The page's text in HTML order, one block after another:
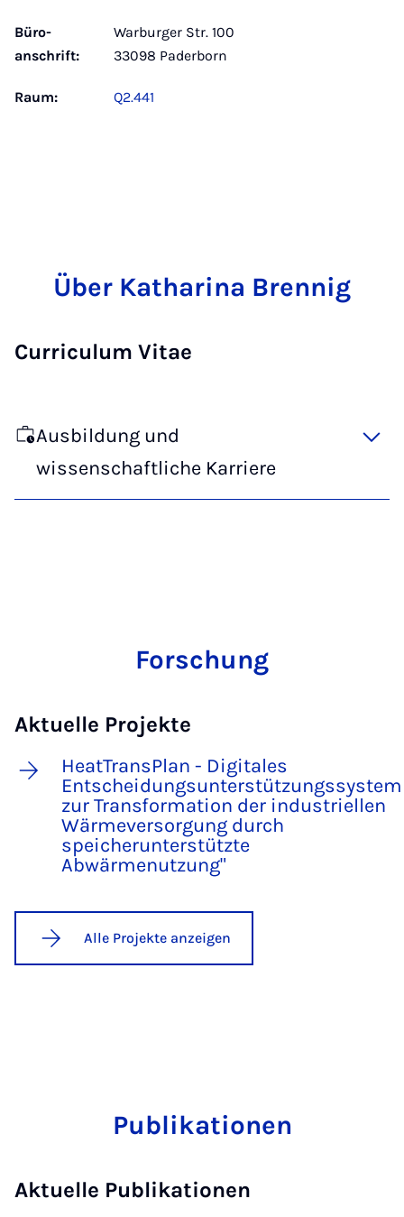
Büro­
anschrift:
Warburger Str. 100
33098 Paderborn
Raum: Q2.441
Über Katharina Brennig
Curriculum Vitae
Ausbildung und
wissenschaftliche Karriere
Forschung
Aktuelle Projekte
HeatTransPlan - Digitales
Entscheidungsunterstützungssystem
zur Transformation der industriellen
Wärmeversorgung durch
speicherunterstützte
Abwärmenutzung"
Alle Projekte anzeigen
Publikationen
Aktuelle Publikationen